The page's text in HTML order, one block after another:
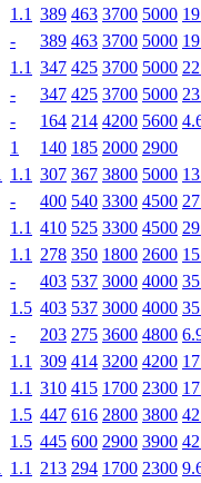
1.1 389 463 3700 5000
- 389 463 3700 5000
1.1 347 425 3700 5000
- 347 425 3700 5000
- 164 214 4200 5600
1 140 185 2000 2900
1.1 307 367 3800 5000
- 400 540 3300 4500
1.1 410 525 3300 4500
1.1 278 350 1800 2600
- 403 537 3000 4000
1.5 403 537 3000 4000
- 203 275 3600 4800
1.1 309 414 3200 4200
1.1 310 415 1700 2300
1.5 447 616 2800 3800
1.5 445 600 2900 3900
1.1 213 294 1700 2300